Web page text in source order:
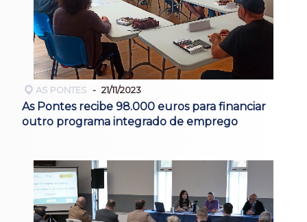
AS PONTES 21/11/2023
As Pontes recibe 98.000 euros para financiar
outro programa integrado de emprego